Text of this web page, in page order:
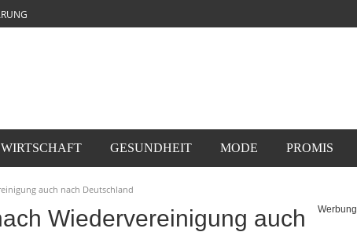
WIRTSCHAFT GESUNDHEIT MODE PROMIS
auch nach Deutschland
Wiedervereinigung auch
Werbung